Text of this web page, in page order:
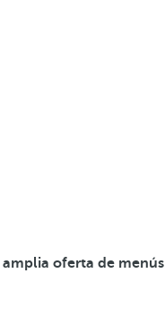
amplia oferta de menús